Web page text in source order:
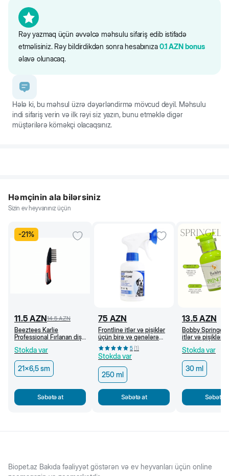
Rəy yazmaq üçün əvvəlcə məhsulu sifariş edib istifadə
etməlisiniz. Rəy bildirdikdən sonra hesabınıza0.1 AZN bonus
əlavə olunacaq.
Hələ ki, bu məhsul üzrə dəyərləndirmə mövcud deyil. Məhsulu
indi sifariş verin və ilk rəyi siz yazın, bunu etməklə digər
müştərilərə köməkçi olacaqsınız.
Həmçinin ala bilərsiniz
Sizin ev heyvanınız üçün
-21%
11.5 AZN14.5 AZN
Beeztees Karlie
Professional Fırlanan dişli
Stokda var
21x6,5 sm
Səbətə at
75 AZN
Frontline itlər və pişiklər
üçün birə və gənələrə
qarşı sprey, 250 ml
5(1)
Stokda var
250 ml
Səbətə at
13.5 AZN
Bobby
itlər və pişiklər
Stokda var
30 ml
Səbətə
Biopet.az Bakıda fəaliyyət göstərən və ev heyvanları üçün online